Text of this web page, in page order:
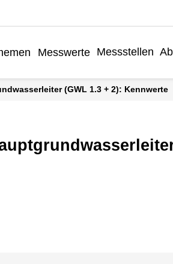
Messwerte Messstellen
(GWL 1.3 + 2): Kennwerte